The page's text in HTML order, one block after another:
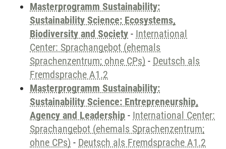
Masterprogramm Sustainability:
Sustainability Science: Ecosystems,
Biodiversity and Society - International
Center: Sprachangebot (ehemals
Sprachenzentrum; ohne CPs) - Deutsch als
Fremdsprache A1.2
Masterprogramm Sustainability:
Sustainability Science: Entrepreneurship,
Agency and Leadership - International Center:
Sprachangebot (ehemals Sprachenzentrum;
ohne CPs) - Deutsch als Fremdsprache A1.2